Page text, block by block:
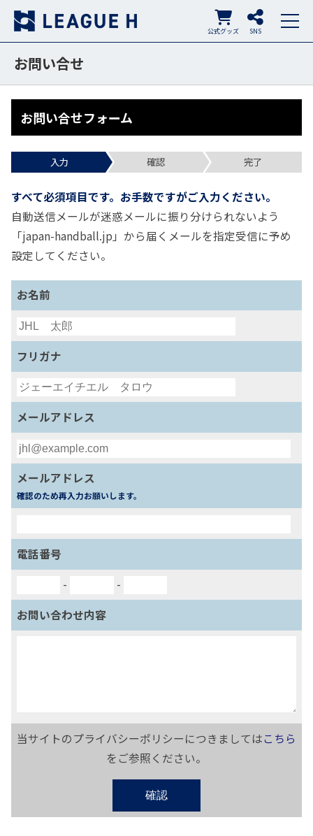
SNS
公式グッズ
お問い合せ
お問い合せフォーム
入力 確認 完了
すべて必須項目です。お手数ですがご入力ください。
自動送信メールが迷惑メールに振り分けられないよう
「japan-handball.jp」から届くメールを指定受信に予め
設定してください。
お名前
フリガナ
メールアドレス
メールアドレス
確認のため再入力お願いします。
電話番号
-
-
お問い合わせ内容
当サイトのプライバシーポリシーにつきましてはこちら
をご参照ください。
確認